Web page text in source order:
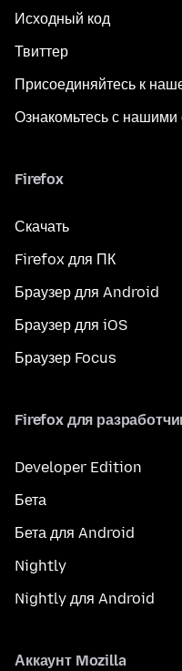
Исходный код
Твиттер
Присоединяйтесь к
Ознакомьтесь с нашими
Firefox
Скачать
Firefox для ПК
Браузер для Android
Браузер для iOS
Браузер Focus
Firefox для
Developer Edition
Бета
Бета для Android
Nightly
Nightly для Android
Аккаунт Mozilla